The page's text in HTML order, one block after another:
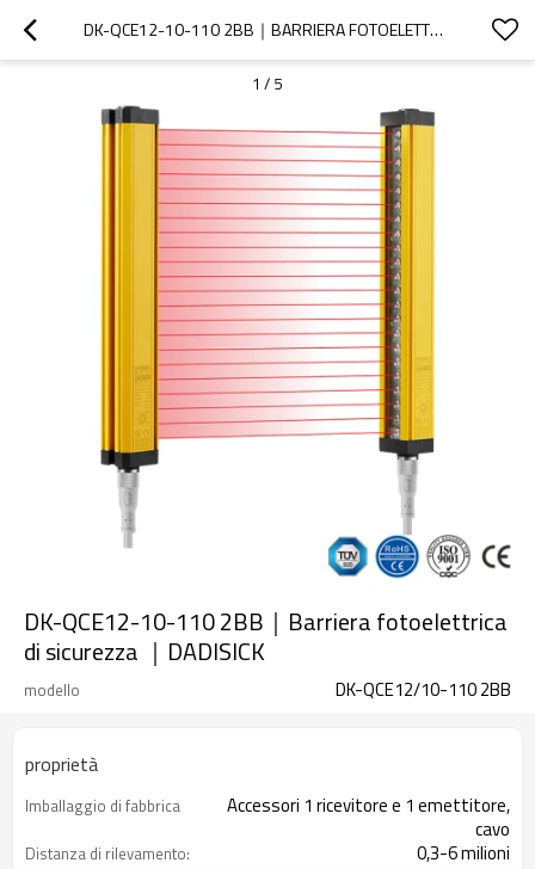
DK-QCE12-10-110 2BB｜BARRIERA FOTOELETTRICA DI SICUREZZA ｜DADISICK
1 / 5
DK-QCE12-10-110 2BB｜Barriera fotoelettrica
di sicurezza ｜DADISICK
modello DK-QCE12/10-110 2BB
proprietà
Imballaggio di fabbrica
Accessori 1 ricevitore e 1 emettitore,
cavo
Distanza di rilevamento: 0,3-6 milioni